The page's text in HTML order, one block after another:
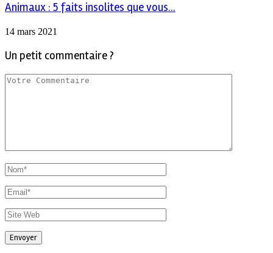
Animaux : 5 faits insolites que vous...
14 mars 2021
Un petit commentaire ?